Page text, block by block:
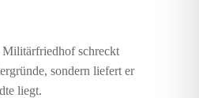
Militärfriedhof schreckt
sondern liefert er
liegt.